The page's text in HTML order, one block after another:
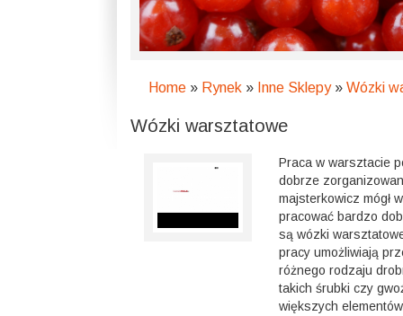
Home » Rynek » Inne Sklepy» Wózki
Wózki warsztatowe
Praca w warsztacie
dobrze
majsterkowicz mógł
pracować bardzo
są wózki
pracy umożliwiają
różnego rodzaju
takich śrubki czy
większych